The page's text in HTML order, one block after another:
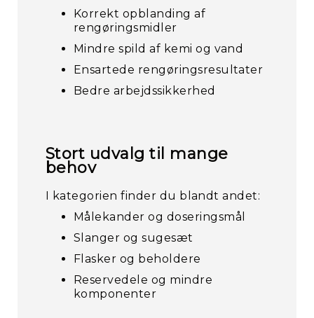
Korrekt opblanding af
rengøringsmidler
Mindre spild af kemi og vand
Ensartede rengøringsresultater
Bedre arbejdssikkerhed
Stort udvalg til mange
behov
I kategorien finder du blandt andet:
Målekander og doseringsmål
Slanger og sugesæt
Flasker og beholdere
Reservedele og mindre
komponenter